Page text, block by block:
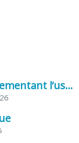
Arrêté préfectoral réglementant l’usage de l’eau